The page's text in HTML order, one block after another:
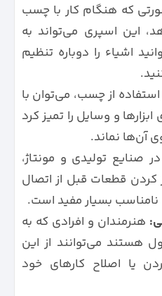
که هنگام کار با چسب
این اسپری می‌تواند به
اشیاء را دوباره تنظیم
از چسب، می‌توان با
و وسایل را تمیز کرد
آن‌ها نماند.
در صنایع تولیدی و مونتاژ،
کردن قطعات قبل از اتصال
نامناسب بسیار مفید است.
هنرمندان و افرادی که به
هستند می‌توانند از این
یا اصلاح کارهای خود